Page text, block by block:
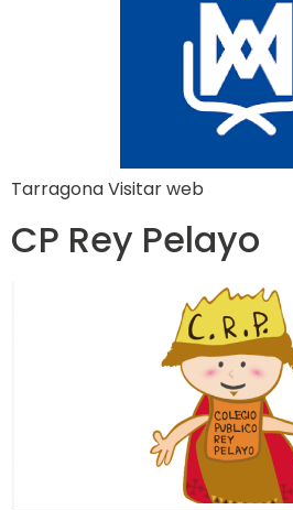
Tarragona Visitar web
CP Rey Pelayo